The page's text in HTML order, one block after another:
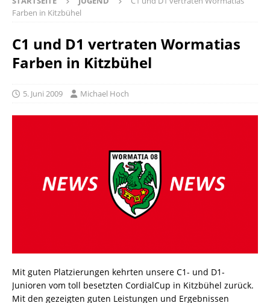
Farben in Kitzbühel
C1 und D1 vertraten Wormatias
Farben in Kitzbühel
5. Juni 2009 Michael Hoch
Mit guten Platzierungen kehrten unsere C1- und D1-
Junioren vom toll besetzten CordialCup in Kitzbühel zurück.
Mit den gezeigten guten Leistungen und Ergebnissen